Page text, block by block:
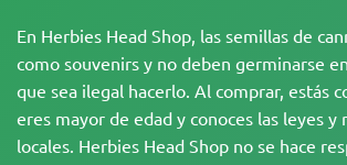
En Herbies Head Shop, las semillas de
como souvenirs y no deben germinarse
que sea ilegal hacerlo. Al comprar, estás
eres mayor de edad y conoces las leyes y
locales. Herbies Head Shop no se hace